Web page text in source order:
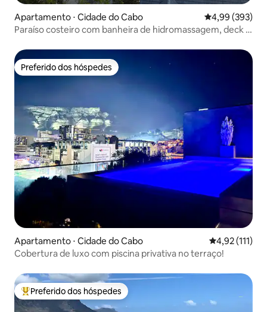
Apartamento ⋅ Cidade do Cabo 4,99 de uma
4,99 (393)
Paraíso costeiro com banheira de hidromassagem, deck e
Preferido dos hóspedes
Preferido dos hóspedes
Apartamento ⋅ Cidade do Cabo 4,92 de uma
4,92 (111)
Cobertura de luxo com piscina privativa no terraço!
Entre os melhores preferidos dos hóspedes
Preferido dos hóspedes